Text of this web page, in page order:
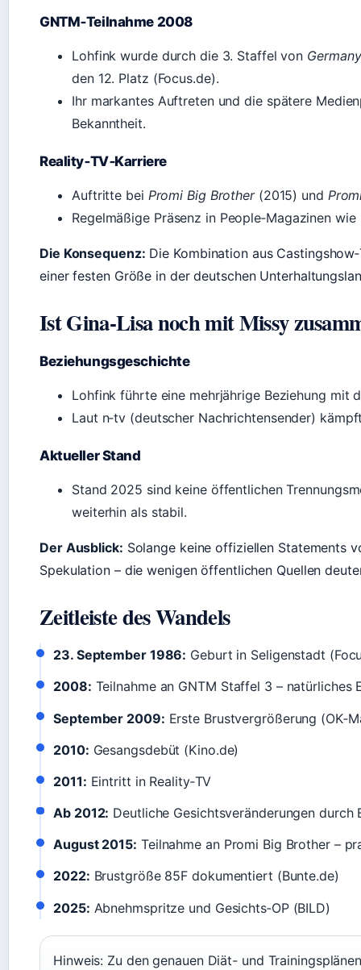
GNTM‑Teilnahme 2008
Lohfink wurde durch die 3. Staffel von
den 12. Platz (Focus.de).
Ihr markantes Auftreten und die spätere
Bekanntheit.
Reality‑TV‑Karriere
Auftritte bei Promi Big Brother(2015) und
Regelmäßige Präsenz in People‑Magazinen wie
Die Konsequenz: Die Kombination aus
einer festen Größe in der deutschen
Ist Gina‑Lisa noch mit Missy
Beziehungsgeschichte
Lohfink führte eine mehrjährige Beziehung mit
Laut n‑tv (deutscher Nachrichtensender)
Aktueller Stand
Stand 2025 sind keine öffentlichen
weiterhin als stabil.
Der Ausblick: Solange keine offiziellen Statements
Spekulation – die wenigen öffentlichen Quellen
Zeitleiste des Wandels
23. September 1986: Geburt in Seligenstadt
2008: Teilnahme an GNTM Staffel 3 – natürliches
September 2009: Erste Brustvergrößerung
2010: Gesangsdebüt (Kino.de)
2011: Eintritt in Reality‑TV
Ab 2012: Deutliche Gesichtsveränderungen durch
August 2015: Teilnahme an Promi Big Brother –
2022: Brustgröße 85F dokumentiert (Bunte.de)
2025: Abnehmspritze und Gesichts‑OP (BILD)
Hinweis: Zu den genauen Diät- und